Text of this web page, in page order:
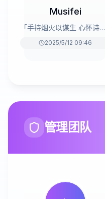
Musifei
「手持烟火以谋生 心怀诗意以谋爱」
2025/5/12 09:46
管理团队